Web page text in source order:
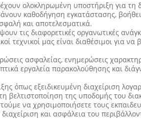
ολοκληρωμένη υποστήριξη για τη
καθοδήγηση εγκατάστασης,
και αποτελεσματικά.
τις διαφορετικές οργανωτικές
τεχνικοί μας είναι διαθέσιμοι για
ασφαλείας, ενημερώσεις
εργαλεία παρακολούθησης και
όπως εξειδικευμένη διαχείριση
βελτιστοποίηση της υποδομής του
να χρησιμοποιήσετε τους
και ασφάλεια του